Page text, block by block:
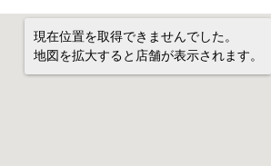
現在位置を取得できませんでした。
地図を拡大すると店舗が表示されます。